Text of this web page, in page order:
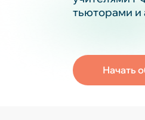
тьюторами и
Начать